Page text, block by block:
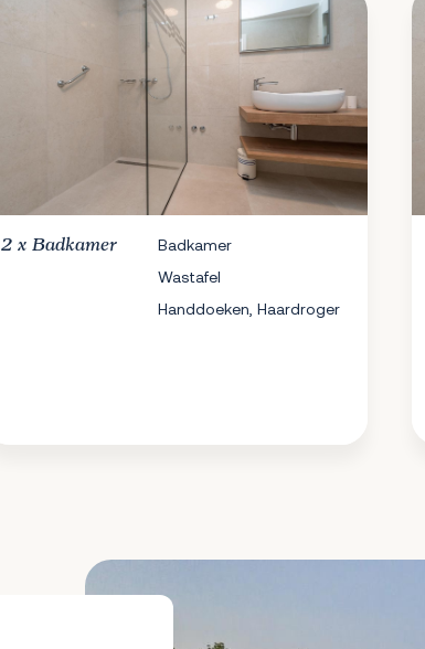
2 x Badkamer
Badkamer
Wastafel
Handdoeken, Haardroger